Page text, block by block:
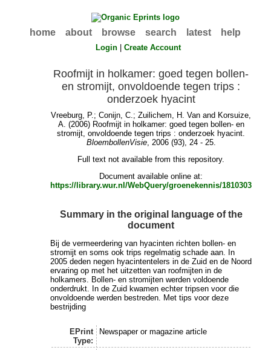
home about browse search latest help
Login |Create Account
Roofmijt in holkamer: goed tegen bollen-
en stromijt, onvoldoende tegen trips :
onderzoek hyacint
Vreeburg, P.;Conijn, C.;Zuilichem, H. Van and Korsuize,
A. (2006) Roofmijt in holkamer: goed tegen bollen- en
stromijt, onvoldoende tegen trips : onderzoek hyacint.
BloembollenVisie, 2006 (93), 24 - 25.
Full text not available from this repository.
Document available online at:
https://library.wur.nl/WebQuery/groenekennis/1810303
Summary in the original language of the
document
Bij de vermeerdering van hyacinten richten bollen- en
stromijt en soms ook trips regelmatig schade aan. In
2005 deden negen hyacintentelers in de Zuid en de Noord
ervaring op met het uitzetten van roofmijten in de
holkamers. Bollen- en stromijten werden voldoende
onderdrukt. In de Zuid kwamen echter tripsen voor die
onvoldoende werden bestreden. Met tips voor deze
bestrijding
EPrint
Type:
Newspaper or magazine article